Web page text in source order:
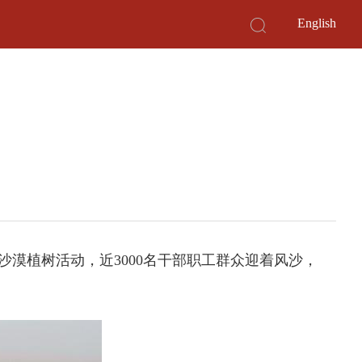
English
植树活动，近3000名干部职工群众迎着风沙，